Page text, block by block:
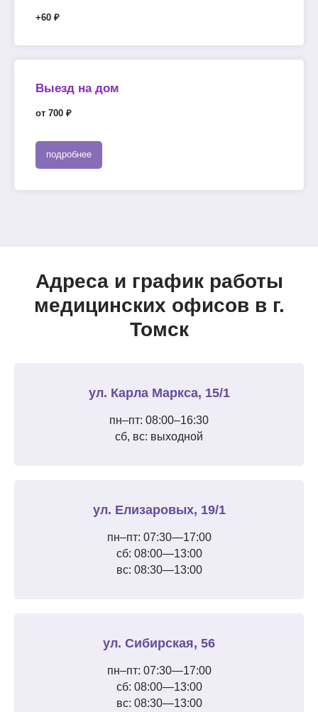
+60 ₽
Выезд на дом
от 700 ₽
подробнее
Адреса и график работы
медицинских офисов в г.
Томск
ул. Карла Маркса, 15/1
пн–пт: 08:00–16:30
сб, вс: выходной
ул. Елизаровых, 19/1
пн–пт: 07:30—17:00
сб: 08:00—13:00
вс: 08:30—13:00
ул. Сибирская, 56
пн–пт: 07:30—17:00
сб: 08:00—13:00
вс: 08:30—13:00